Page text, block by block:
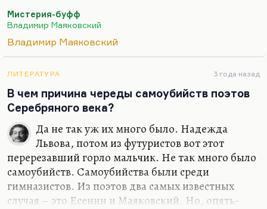
Буфф», но не могу понять, куда они приходят.
Потому что у Маяковского они приходят в
коммунистическое будущее». И Пелевин говорит:
ответ по Пелевину, очень остроумный.
Мистерия-буфф
Владимир Маяковский
Владимир Маяковский
ЛИТЕРАТУРА 3 года назад
В чем причина череды самоубийств поэтов
Серебряного века?
Да не так уж их много было. Надежда
Львова, потом из футуристов вот этот
перерезавший горло мальчик. Не так много было
самоубийств. Самоубийства были среди
гимназистов. Из поэтов два самых известных
случая – это Есенин и Маяковский. Но, опять-